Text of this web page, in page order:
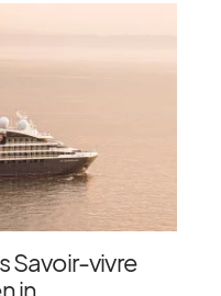
Savoir-vivre
in